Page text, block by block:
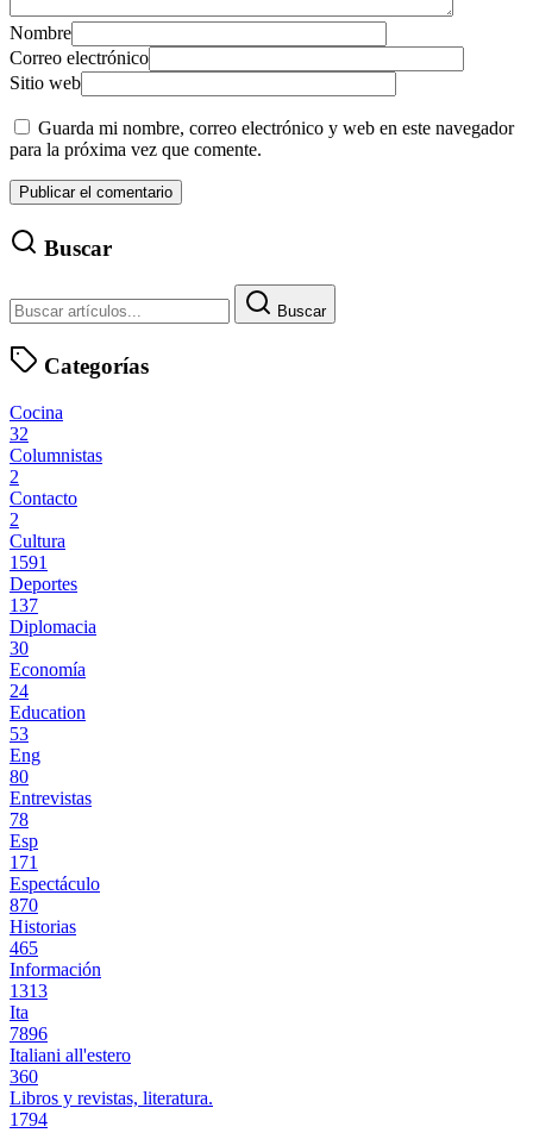
Nombre
Correo electrónico
Sitio web
Guarda mi nombre, correo electrónico y web en este navegador
para la próxima vez que comente.
Buscar
Buscar
Categorías
Cocina
32
Columnistas
2
Contacto
2
Cultura
1591
Deportes
137
Diplomacia
30
Economía
24
Education
53
Eng
80
Entrevistas
78
Esp
171
Espectáculo
870
Historias
465
Información
1313
Ita
7896
Italiani all'estero
360
Libros y revistas, literatura.
1794